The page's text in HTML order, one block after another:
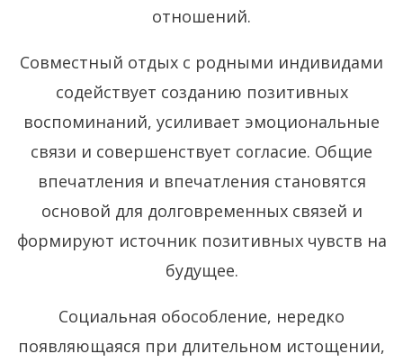
отношений.
Совместный отдых с родными индивидами
содействует созданию позитивных
воспоминаний, усиливает эмоциональные
связи и совершенствует согласие. Общие
впечатления и впечатления становятся
основой для долговременных связей и
формируют источник позитивных чувств на
будущее.
Социальная обособление, нередко
появляющаяся при длительном истощении,